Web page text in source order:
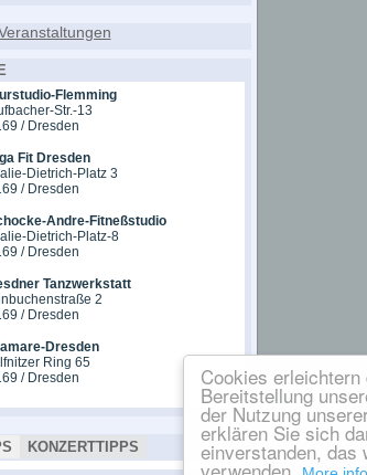
Cookies erleichtern
Bereitstellung
der Nutzung
erklären Sie sich
einverstanden, das
Flemming
Str.-13
/ Dresden
Fit Dresden
Dietrich-Platz 3
/ Dresden
Andre-Fitneßstudio
Dietrich-Platz-8
/ Dresden
Tanzwerkstatt
2
/ Dresden
Dresden
Ring 65
/ Dresden
KONZERTTIPPS